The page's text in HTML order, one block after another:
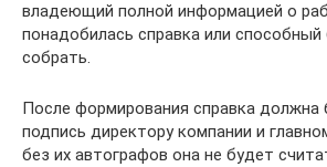
владеющий полной информацией о
понадобилась справка или
собрать.
После формирования справка должна
подпись директору компании и
без их автографов она не будет